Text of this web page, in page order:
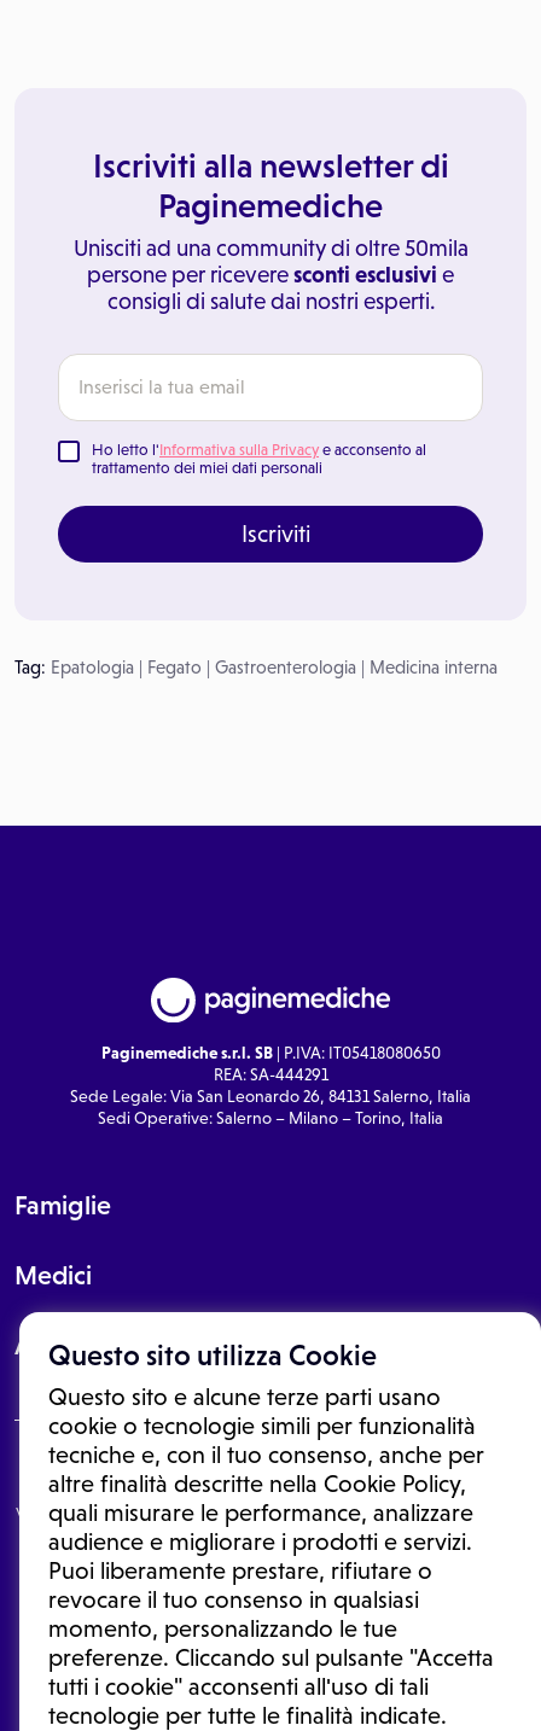
Questo sito utilizza Cookie
Questo sito e alcune terze parti usano
cookie o tecnologie simili per funzionalità
tecniche e, con il tuo consenso, anche per
altre finalità descritte nella Cookie Policy,
quali misurare le performance, analizzare
audience e migliorare i prodotti e servizi.
Puoi liberamente prestare, rifiutare o
revocare il tuo consenso in qualsiasi
momento, personalizzando le tue
preferenze. Cliccando sul pulsante "Accetta
tutti i cookie" acconsenti all'uso di tali
tecnologie per tutte le finalità indicate.
Iscriviti alla newsletter di
Paginemediche
Unisciti ad una community di oltre 50mila
persone per riceveresconti esclusivi e
consigli di salute dai nostri esperti.
Ho letto l'Informativa sulla Privacy e acconsento al
trattamento dei miei dati personali
Iscriviti
Tag: Epatologia | Fegato | Gastroenterologia | Medicina interna
Paginemediche s.r.l. SB| P.IVA: IT05418080650
REA: SA-444291
Sede Legale: Via San Leonardo 26, 84131 Salerno, Italia
Sedi Operative: Salerno – Milano – Torino, Italia
Famiglie
Medici
About
Le informazioni proposte in questo sito non sono un consulto medico.
In nessun caso, queste informazioni sostituiscono un consulto, una
visita o una diagnosi formulata dal medico. Non si devono considerare
le informazioni disponibili come suggerimenti per la formulazione di
una diagnosi, la determinazione di un trattamento o l'assunzione o
sospensione di un farmaco senza prima consultare un medico di
medicina generale o uno specialista.
Condizioni di utilizzo|Privacy Policy |Gestione cookie
Ⓒ 2026 | Tutti i diritti riservati.